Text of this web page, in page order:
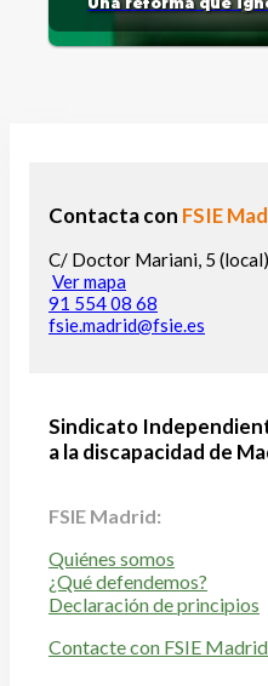
Contacta con FSIE
C/ Doctor Mariani, 5
Ver mapa
91 554 08 68
fsie.madrid@fsie.es
Sindicato
a la discapacidad de
FSIE Madrid:
Quiénes somos
¿Qué defendemos?
Declaración de principios
Contacte con FSIE Madrid